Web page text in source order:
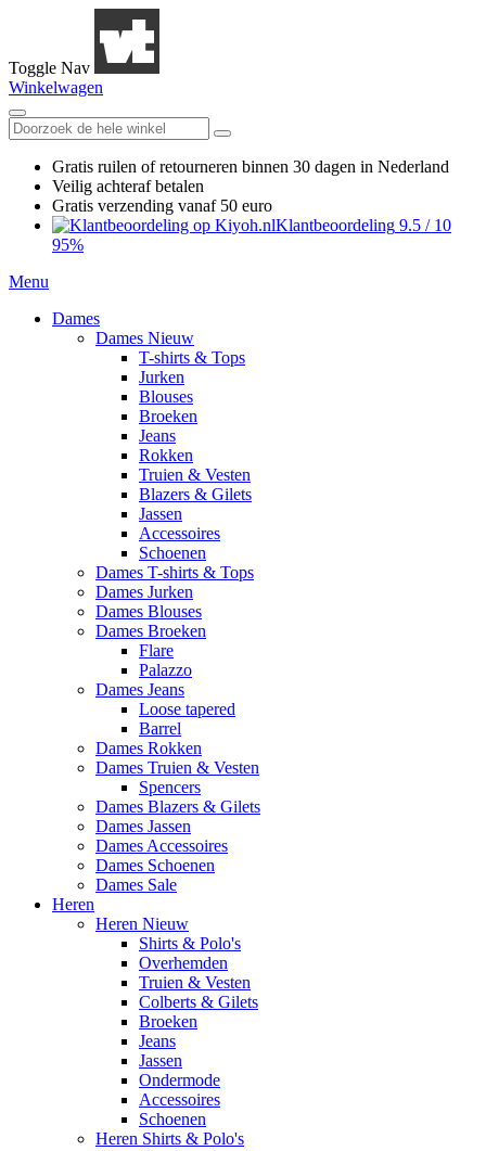
Toggle Nav
Winkelwagen
Gratis ruilen of retourneren binnen 30 dagen in Nederland
Veilig achteraf betalen
Gratis verzending vanaf 50 euro
Klantbeoordeling 9.5 / 10
95%
Menu
Dames
Dames Nieuw
T-shirts & Tops
Jurken
Blouses
Broeken
Jeans
Rokken
Truien & Vesten
Blazers & Gilets
Jassen
Accessoires
Schoenen
Dames T-shirts & Tops
Dames Jurken
Dames Blouses
Dames Broeken
Flare
Palazzo
Dames Jeans
Loose tapered
Barrel
Dames Rokken
Dames Truien & Vesten
Spencers
Dames Blazers & Gilets
Dames Jassen
Dames Accessoires
Dames Schoenen
Dames Sale
Heren
Heren Nieuw
Shirts & Polo's
Overhemden
Truien & Vesten
Colberts & Gilets
Broeken
Jeans
Jassen
Ondermode
Accessoires
Schoenen
Heren Shirts & Polo's